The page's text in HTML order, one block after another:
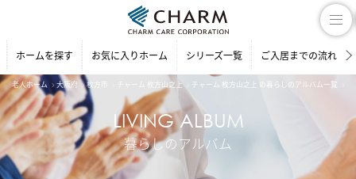
ホームを探す お気に入りホーム シリーズ一覧 ご入居までの流れ
老人ホーム 大阪府 枚方市 チャーム 枚方山之上 チャーム 枚方山之上 の暮らしのアルバム一覧
LIVING ALBUM
暮らしのアルバム